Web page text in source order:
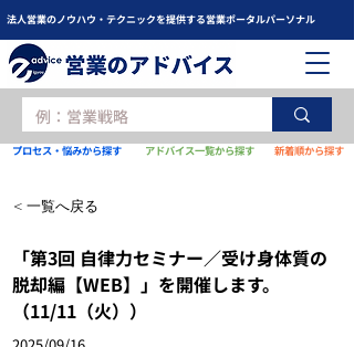
法人営業のノウハウ・テクニックを提供する営業ポータルパーソナル
プロセス・悩みから探す アドバイス一覧から探す 新着順から探す
< 一覧へ戻る
「第3回 自律力セミナー／受け身体質の
脱却編【WEB】」を開催します。
（11/11（火））